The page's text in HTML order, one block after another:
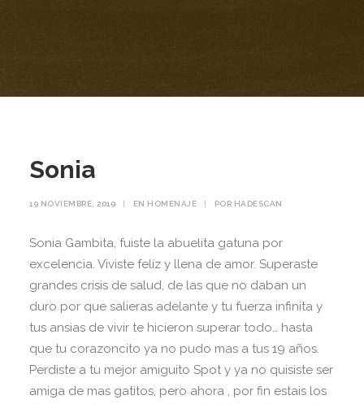
Sonia
19 NOVIEMBRE, 2019 | EN HOMENAJE | POR HADESCAN
Sonia Gambita, fuiste la abuelita gatuna por
excelencia. Viviste felíz y llena de amor. Superaste
grandes crisis de salud, de las que no daban un
duro por que salieras adelante y tu fuerza infinita y
tus ansias de vivir te hicieron superar todo… hasta
que tu corazoncito ya no pudo mas a tus 19 años.
Perdiste a tu mejor amiguito Spot y ya no quisiste ser
amiga de mas gatitos, pero ahora , por fin estais los